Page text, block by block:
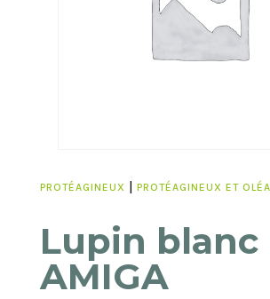
PROTÉAGINEUX | PROTÉAGINEUX ET
Lupin blanc
AMIGA